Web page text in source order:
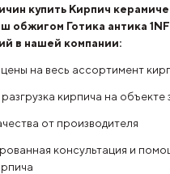
купить Кирпич
обжигом Готика антика 1NF
в нашей компании:
на весь ассортимент
кирпича на объекте
от производителя
консультация и